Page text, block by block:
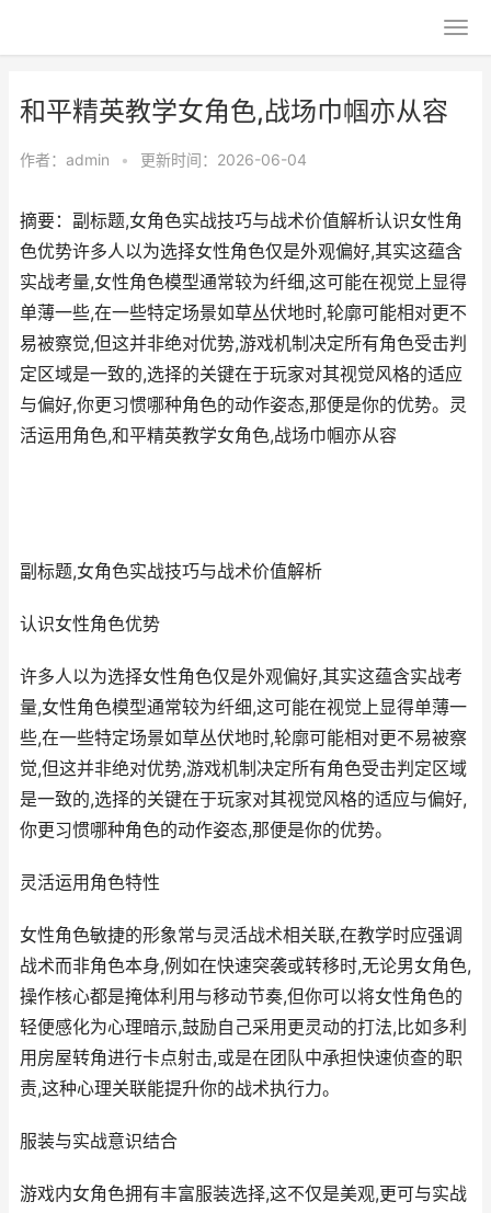
和平精英教学女角色,战场巾帼亦从容
作者： admin • 更新时间：2026-06-04
摘要：副标题,女角色实战技巧与战术价值解析认识女性角
色优势许多人以为选择女性角色仅是外观偏好,其实这蕴含
实战考量,女性角色模型通常较为纤细,这可能在视觉上显得
单薄一些,在一些特定场景如草丛伏地时,轮廓可能相对更不
易被察觉,但这并非绝对优势,游戏机制决定所有角色受击判
定区域是一致的,选择的关键在于玩家对其视觉风格的适应
与偏好,你更习惯哪种角色的动作姿态,那便是你的优势。灵
活运用角色,和平精英教学女角色,战场巾帼亦从容
副标题,女角色实战技巧与战术价值解析
认识女性角色优势
许多人以为选择女性角色仅是外观偏好,其实这蕴含实战考
量,女性角色模型通常较为纤细,这可能在视觉上显得单薄一
些,在一些特定场景如草丛伏地时,轮廓可能相对更不易被察
觉,但这并非绝对优势,游戏机制决定所有角色受击判定区域
是一致的,选择的关键在于玩家对其视觉风格的适应与偏好,
你更习惯哪种角色的动作姿态,那便是你的优势。
灵活运用角色特性
女性角色敏捷的形象常与灵活战术相关联,在教学时应强调
战术而非角色本身,例如在快速突袭或转移时,无论男女角色,
操作核心都是掩体利用与移动节奏,但你可以将女性角色的
轻便感化为心理暗示,鼓励自己采用更灵动的打法,比如多利
用房屋转角进行卡点射击,或是在团队中承担快速侦查的职
责,这种心理关联能提升你的战术执行力。
服装与实战意识结合
游戏内女角色拥有丰富服装选择,这不仅是美观,更可与实战